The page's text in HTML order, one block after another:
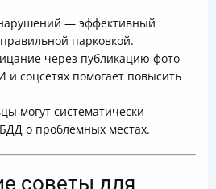
— эффективный
парковкой.
через публикацию фото
соцсетях помогает повысить
могут систематически
о проблемных местах.
советы для